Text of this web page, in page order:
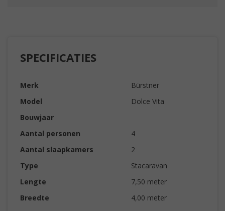
SPECIFICATIES
Merk
Bürstner
Model
Dolce Vita
Bouwjaar
Aantal personen
4
Aantal slaapkamers
2
Type
Stacaravan
Lengte
7,50 meter
Breedte
4,00 meter